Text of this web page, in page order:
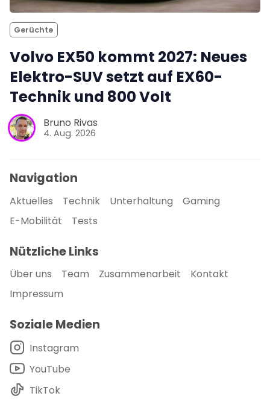
Gerüchte
Volvo EX50 kommt 2027: Neues
Elektro-SUV setzt auf EX60-
Technik und 800 Volt
Bruno Rivas
4. Aug. 2026
Navigation
Aktuelles Technik Unterhaltung
Gaming
E-Mobilität
Tests
Nützliche Links
Über uns Team Zusammenarbeit
Kontakt
Impressum
Soziale Medien
Instagram
YouTube
TikTok